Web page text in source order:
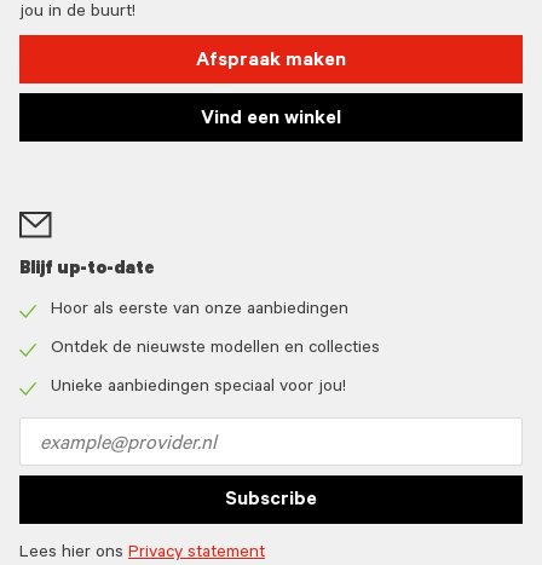
jou in de buurt!
Afspraak maken
Vind een winkel
Blijf up-to-date
icon
Hoor als eerste van onze aanbiedingen
icon
Ontdek de nieuwste modellen en collecties
Unieke aanbiedingen speciaal voor jou!
address
Subscribe
Lees hier ons Privacy statement